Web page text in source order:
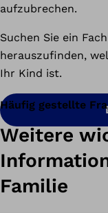
aufzubrechen.
Suchen Sie ein
herauszufinden,
Ihr Kind ist.
Häufig gestellte
Weitere
Familie